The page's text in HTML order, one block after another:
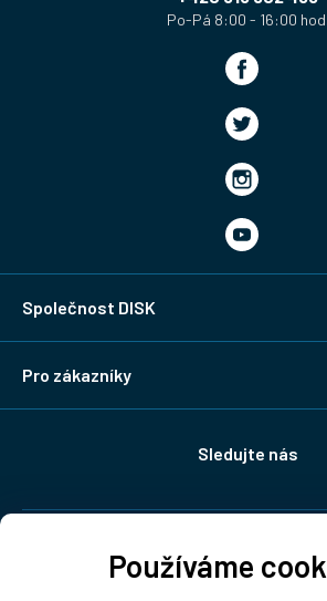
Používáme
Společnost DISK
Pro zákazníky
Sledujte nás